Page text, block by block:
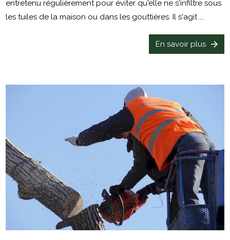
entretenu régulièrement pour éviter qu'elle ne s'infiltre sous
les tuiles de la maison ou dans les gouttières. Il s'agit ...
En savoir plus